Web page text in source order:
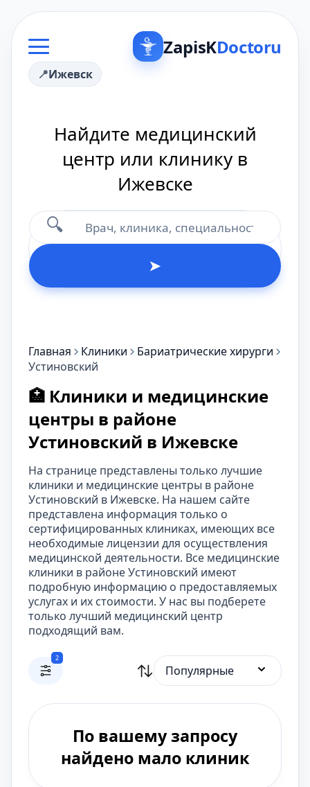
ZapisKDoctoru
Ижевск
Найдите медицинский
центр или клинику в
Ижевске
🔍
➤
Главная Клиники
Бариатрические хирурги
Устиновский
🏥 Клиники и медицинские
центры в районе
Устиновский в Ижевске
На странице представлены только лучшие
клиники и медицинские центры в районе
Устиновский в Ижевске. На нашем сайте
представлена информация только о
сертифицированных клиниках, имеющих все
необходимые лицензии для осуществления
медицинской деятельности. Все медицинские
клиники в районе Устиновский имеют
подробную информацию о предоставляемых
услугах и их стоимости. У нас вы подберете
только лучший медицинский центр
подходящий вам.
2
Популярные
По вашему запросу
найдено мало клиник